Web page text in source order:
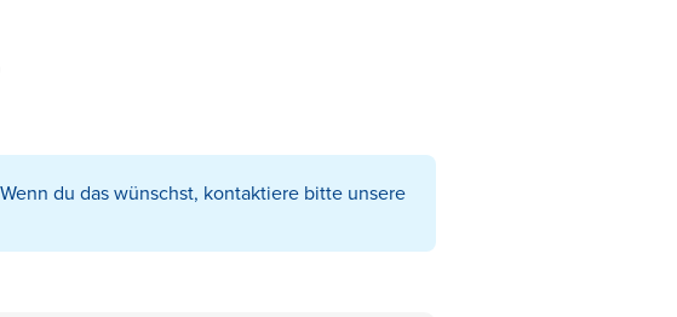
du das wünschst, kontaktiere bitte unsere